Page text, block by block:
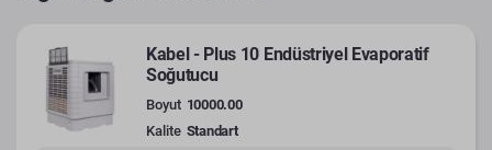
Kabel - Plus 10 Endüstriyel Evaporatif
Soğutucu
Boyut 10000.00
Kalite Standart